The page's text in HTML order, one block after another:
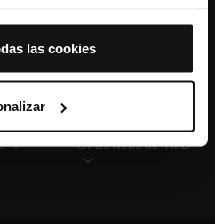
instalen en tu navegador.
indicar si quieres que se
esa clase.
tus preferencias, debes
configurar”. Así se instalarán
que selecciones las cookies
permiten recordar tus
el idioma) y mejoran tu
las cookies
Otras webs de TMB